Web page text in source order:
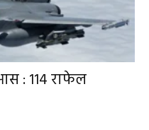
: 114 राफेल